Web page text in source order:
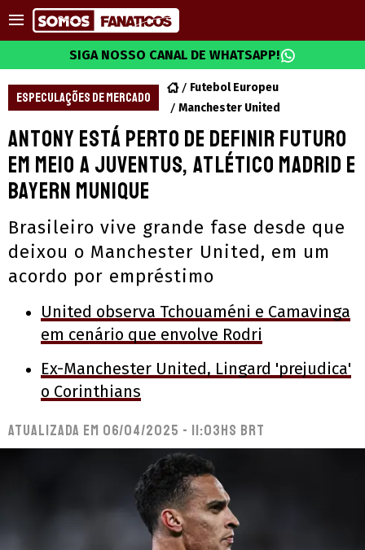
SIGA NOSSO CANAL DE WHATSAPP!
ESPECULAÇÕES DE MERCADO
Futebol Europeu
Manchester United
Antony está perto de definir futuro
em meio a Juventus, Atlético Madrid e
Bayern Munique
Brasileiro vive grande fase desde que
deixou o Manchester United, em um
acordo por empréstimo
United observa Tchouaméni e Camavinga
em cenário que envolve Rodri
Ex-Manchester United, Lingard 'prejudica'
o Corinthians
Atualizada em 06/04/2025 - 11:03hs BRT